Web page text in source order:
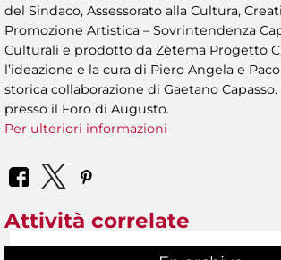
del Sindaco, Assessorato alla Cultura,
Promozione Artistica – Sovrintendenza
Culturali e prodotto da Zètema Progetto
l’ideazione e la cura di Piero Angela e
storica collaborazione di Gaetano Capasso.
presso il Foro di Augusto.
Per ulteriori informazioni
Attività correlate